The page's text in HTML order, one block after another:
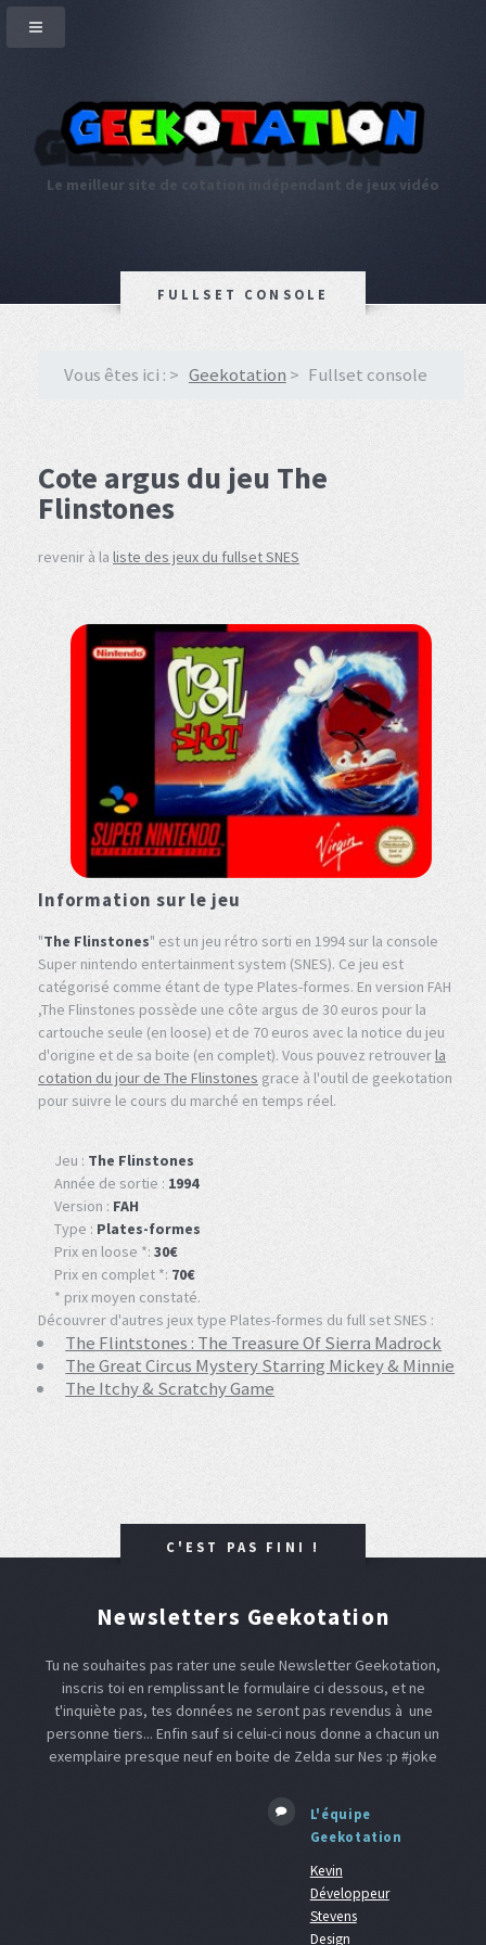
Le meilleur site de cotation indépendant de jeux vidéo
FULLSET CONSOLE
Vous êtes ici : Geekotation Fullset console
Cote argus du jeu The
Flinstones
revenir à la liste des jeux du fullset SNES
Information sur le jeu
"The Flinstones" est un jeu rétro sorti en 1994 sur la console
Super nintendo entertainment system (SNES). Ce jeu est
catégorisé comme étant de type Plates-formes. En version FAH
,The Flinstones possède une côte argus de 30 euros pour la
cartouche seule (en loose) et de 70 euros avec la notice du jeu
d'origine et de sa boite (en complet). Vous pouvez retrouverla
cotation du jour de The Flinstones grace à l'outil de geekotation
pour suivre le cours du marché en temps réel.
Jeu : The Flinstones
Année de sortie : 1994
Version : FAH
Type : Plates-formes
Prix en loose *: 30€
Prix en complet *: 70€
* prix moyen constaté.
Découvrer d'autres jeux type Plates-formes du full set SNES :
The Flintstones : The Treasure Of Sierra Madrock
The Great Circus Mystery Starring Mickey & Minnie
The Itchy & Scratchy Game
C'EST PAS FINI !
Newsletters Geekotation
Tu ne souhaites pas rater une seule Newsletter Geekotation,
inscris toi en remplissant le formulaire ci dessous, et ne
t'inquiète pas, tes données ne seront pas revendus à une
personne tiers... Enfin sauf si celui-ci nous donne a chacun un
exemplaire presque neuf en boite de Zelda sur Nes :p #joke
L'équipe
Geekotation
Kevin
Développeur
Stevens
Design